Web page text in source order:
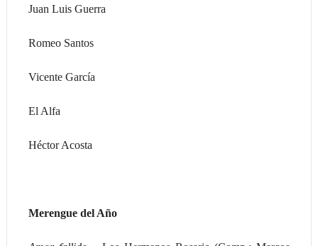
Juan Luis Guerra
Romeo Santos
Vicente García
El Alfa
Héctor Acosta
Merengue del Año